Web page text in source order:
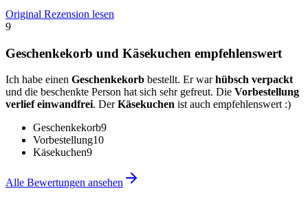
Original Rezension lesen
9
Geschenkekorb und Käsekuchen empfehlenswert
Ich habe einen Geschenkekorb bestellt. Er warhübsch verpackt
und die beschenkte Person hat sich sehr gefreut. Die Vorbestellung
verlief einwandfrei. DerKäsekuchen ist auch empfehlenswert :)
Geschenkekorb9
Vorbestellung10
Käsekuchen9
Alle Bewertungen ansehen